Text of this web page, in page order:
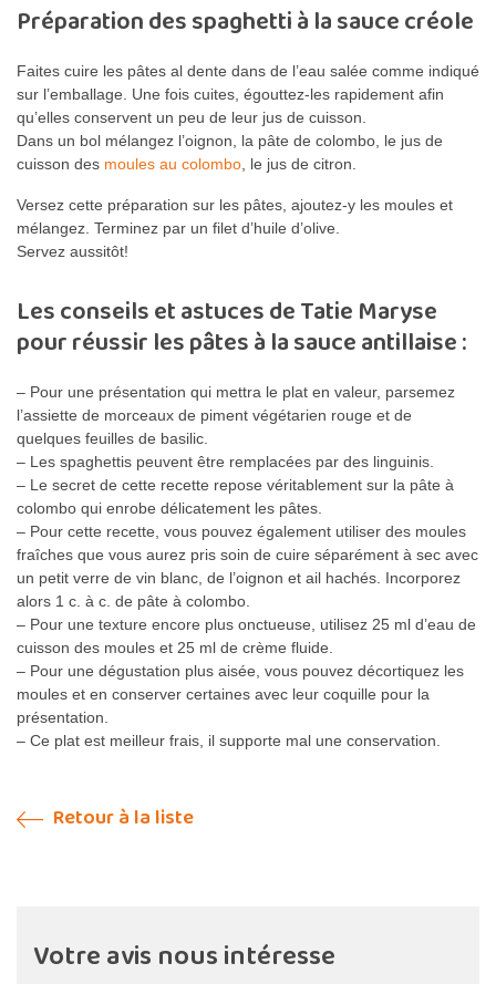
Préparation des spaghetti à la sauce créole
Faites cuire les pâtes al dente dans de l’eau salée comme indiqué
sur l’emballage. Une fois cuites, égouttez-les rapidement afin
qu’elles conservent un peu de leur jus de cuisson.
Dans un bol mélangez l’oignon, la pâte de colombo, le jus de
cuisson des moules au colombo, le jus de citron.
Versez cette préparation sur les pâtes, ajoutez-y les moules et
mélangez. Terminez par un filet d’huile d’olive.
Servez aussitôt!
Les conseils et astuces de Tatie Maryse
pour réussir les pâtes à la sauce antillaise :
– Pour une présentation qui mettra le plat en valeur, parsemez
l’assiette de morceaux de piment végétarien rouge et de
quelques feuilles de basilic.
– Les spaghettis peuvent être remplacées par des linguinis.
– Le secret de cette recette repose véritablement sur la pâte à
colombo qui enrobe délicatement les pâtes.
– Pour cette recette, vous pouvez également utiliser des moules
fraîches que vous aurez pris soin de cuire séparément à sec avec
un petit verre de vin blanc, de l’oignon et ail hachés. Incorporez
alors 1 c. à c. de pâte à colombo.
– Pour une texture encore plus onctueuse, utilisez 25 ml d’eau de
cuisson des moules et 25 ml de crème fluide.
– Pour une dégustation plus aisée, vous pouvez décortiquez les
moules et en conserver certaines avec leur coquille pour la
présentation.
– Ce plat est meilleur frais, il supporte mal une conservation.
Retour à la liste
Votre avis nous intéresse